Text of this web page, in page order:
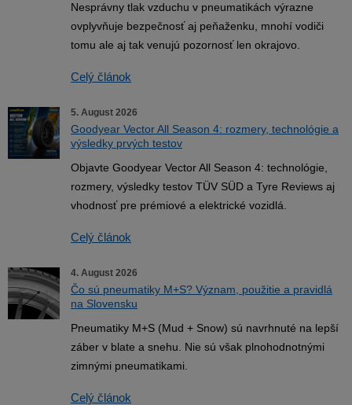
Nesprávny tlak vzduchu v pneumatikách výrazne
ovplyvňuje bezpečnosť aj peňaženku, mnohí vodiči
tomu ale aj tak venujú pozornosť len okrajovo.
Celý článok
5. August 2026
Goodyear Vector All Season 4: rozmery, technológie a
výsledky prvých testov
Objavte Goodyear Vector All Season 4: technológie,
rozmery, výsledky testov TÜV SÜD a Tyre Reviews aj
vhodnosť pre prémiové a elektrické vozidlá.
Celý článok
4. August 2026
Čo sú pneumatiky M+S? Význam, použitie a pravidlá
na Slovensku
Pneumatiky M+S (Mud + Snow) sú navrhnuté na lepší
záber v blate a snehu. Nie sú však plnohodnotnými
zimnými pneumatikami.
Celý článok